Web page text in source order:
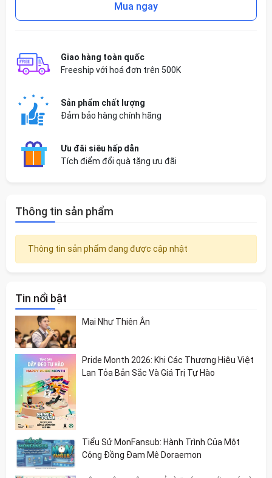
Mua ngay
Giao hàng toàn quốc
Freeship với hoá đơn trên 500K
Sản phẩm chất lượng
Đảm bảo hàng chính hãng
Ưu đãi siêu hấp dẫn
Tích điểm đổi quà tặng ưu đãi
Thông tin sản phẩm
Thông tin sản phẩm đang được cập nhật
Tin nổi bật
Mai Như Thiên Ân
Pride Month 2026: Khi Các Thương Hiệu Việt
Lan Tỏa Bản Sắc Và Giá Trị Tự Hào
Tiểu Sử MonFansub: Hành Trình Của Một
Cộng Đồng Đam Mê Doraemon